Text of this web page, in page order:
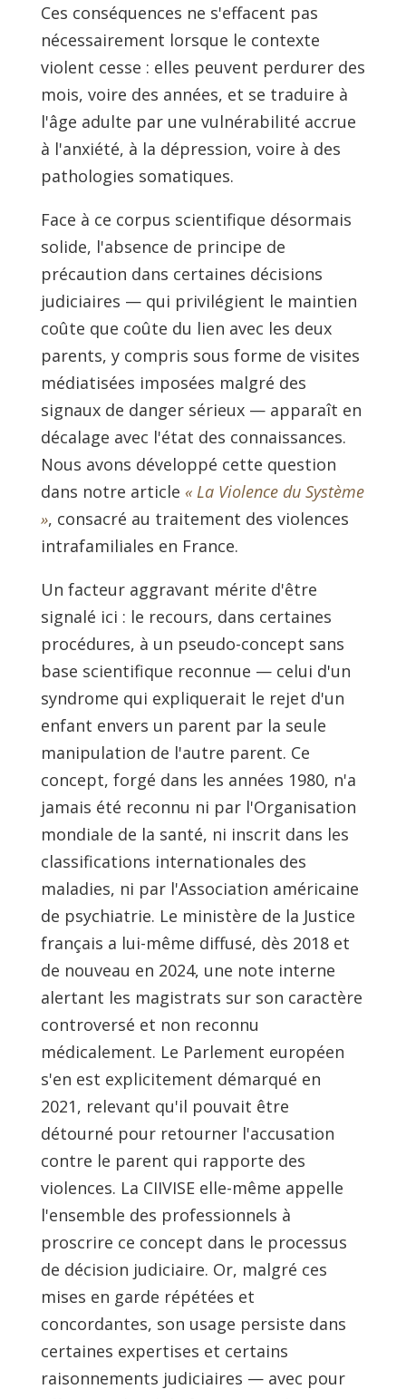
Ces conséquences ne s'effacent pas
nécessairement lorsque le contexte
violent cesse : elles peuvent perdurer des
mois, voire des années, et se traduire à
l'âge adulte par une vulnérabilité accrue
à l'anxiété, à la dépression, voire à des
pathologies somatiques.
Face à ce corpus scientifique désormais
solide, l'absence de principe de
précaution dans certaines décisions
judiciaires — qui privilégient le maintien
coûte que coûte du lien avec les deux
parents, y compris sous forme de visites
médiatisées imposées malgré des
signaux de danger sérieux — apparaît en
décalage avec l'état des connaissances.
Nous avons développé cette question
dans notre article « La Violence du Système
», consacré au traitement des violences
intrafamiliales en France.
Un facteur aggravant mérite d'être
signalé ici : le recours, dans certaines
procédures, à un pseudo-concept sans
base scientifique reconnue — celui d'un
syndrome qui expliquerait le rejet d'un
enfant envers un parent par la seule
manipulation de l'autre parent. Ce
concept, forgé dans les années 1980, n'a
jamais été reconnu ni par l'Organisation
mondiale de la santé, ni inscrit dans les
classifications internationales des
maladies, ni par l'Association américaine
de psychiatrie. Le ministère de la Justice
français a lui-même diffusé, dès 2018 et
de nouveau en 2024, une note interne
alertant les magistrats sur son caractère
controversé et non reconnu
médicalement. Le Parlement européen
s'en est explicitement démarqué en
2021, relevant qu'il pouvait être
détourné pour retourner l'accusation
contre le parent qui rapporte des
violences. La CIIVISE elle-même appelle
l'ensemble des professionnels à
proscrire ce concept dans le processus
de décision judiciaire. Or, malgré ces
mises en garde répétées et
concordantes, son usage persiste dans
certaines expertises et certains
raisonnements judiciaires — avec pour